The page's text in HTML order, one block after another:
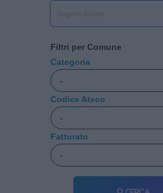
Filtri per Comune
Categoria
Codice Ateco
Fatturato
Cerca